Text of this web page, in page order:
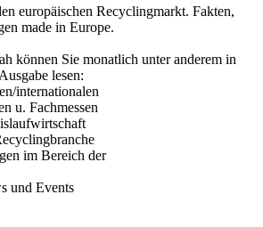
europäischen Recyclingmarkt. Fakten,
made in Europe.
können Sie monatlich unter anderem in
lesen:
internationalen
u. Fachmessen
im Bereich der
und Events